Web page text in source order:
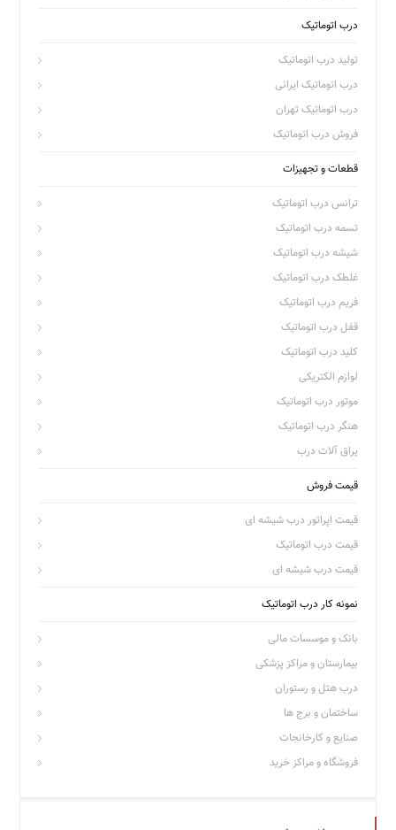
درب اتوماتیک
تولید درب اتوماتیک
درب اتوماتیک ایرانی
درب اتوماتیک تهران
فروش درب اتوماتیک
قطعات و تجهیزات
ترانس درب اتوماتیک
تسمه درب اتوماتیک
شیشه درب اتوماتیک
غلطک درب اتوماتیک
فریم درب اتوماتیک
قفل درب اتوماتیک
کلید درب اتوماتیک
لوازم الکتریکی
موتور درب اتوماتیک
هنگر درب اتوماتیک
یراق آلات درب
قیمت فروش
قیمت اپراتور درب شیشه ای
قیمت درب اتوماتیک
قیمت درب شیشه ای
نمونه کار درب اتوماتیک
بانک و موسسات مالی
بیمارستان و مراکز پزشکی
درب هتل و رستوران
ساختمان و برج ها
صنایع و کارخانجات
فروشگاه و مراکز خرید